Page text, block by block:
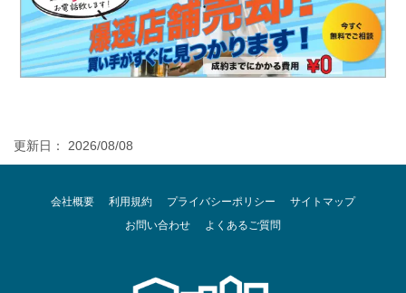
更新日： 2026/08/08
会社概要 利用規約 プライバシーポリシー
サイトマップ
お問い合わせ
よくあるご質問